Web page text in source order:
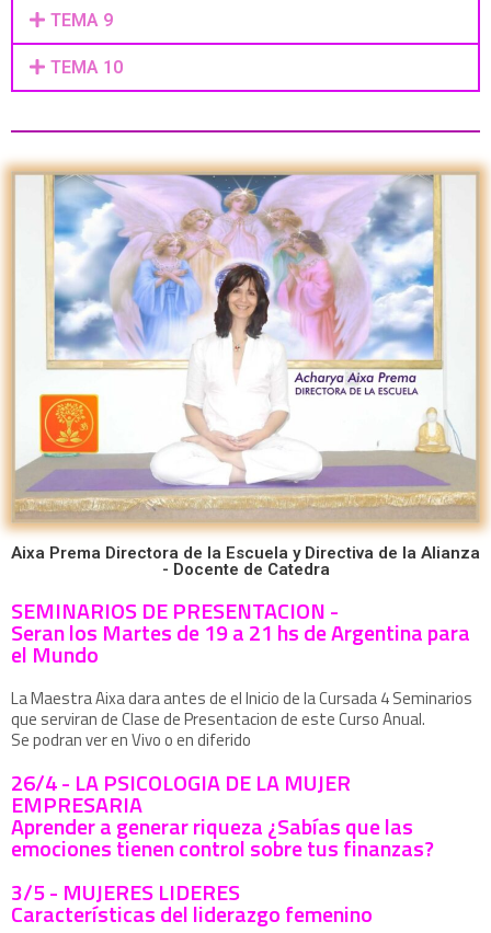
TEMA 9
TEMA 10
Aixa Prema Directora de la Escuela y Directiva de la Alianza
- Docente de Catedra
SEMINARIOS DE PRESENTACION -
Seran los Martes de 19 a 21 hs de Argentina para
el Mundo
La Maestra Aixa dara antes de el Inicio de la Cursada 4 Seminarios
que serviran de Clase de Presentacion de este Curso Anual.
Se podran ver en Vivo o en diferido
26/4 - LA PSICOLOGIA DE LA MUJER
EMPRESARIA
Aprender a generar riqueza ¿Sabías que las
emociones tienen control sobre tus finanzas?
3/5 - MUJERES LIDERES
Características del liderazgo femenino